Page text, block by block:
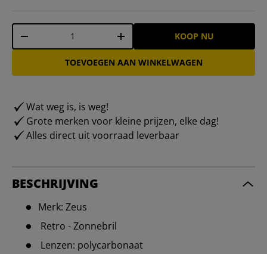
Aantal
-
+ KOOP NU
TOEVOEGEN AAN WINKELWAGEN
Wat weg is, is weg!
Grote merken voor kleine prijzen, elke dag!
Alles direct uit voorraad leverbaar
BESCHRIJVING
Merk: Zeus
Retro - Zonnebril
Lenzen: polycarbonaat